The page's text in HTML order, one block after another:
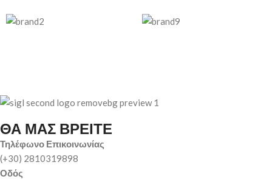
ΘΑ ΜΑΣ ΒΡΕΙΤΕ
Τηλέφωνο Επικοινωνίας
(+30) 2810319898
Οδός